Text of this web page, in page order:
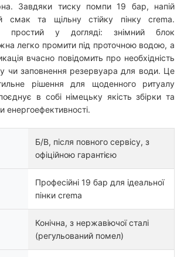
Завдяки тиску помпи 19 бар, напій
смак та щільну стійку пінку crema.
простий у догляді: знімний блок
легко промити під проточною водою, а
вчасно повідомить про необхідність
чи заповнення резервуара для води. Це
рішення для щоденного ритуалу
в собі німецьку якість збірки та
енергоефективності.
Б/В, після повного сервісу, з
офіційною гарантією
Професійні 19 бар для ідеальної
пінки crema
Конічна, з нержавіючої сталі
(регульований помел)